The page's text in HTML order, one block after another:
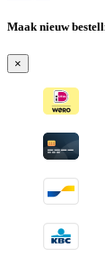
Maak nieuw
×